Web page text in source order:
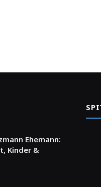
Ehemann:
Kinder &